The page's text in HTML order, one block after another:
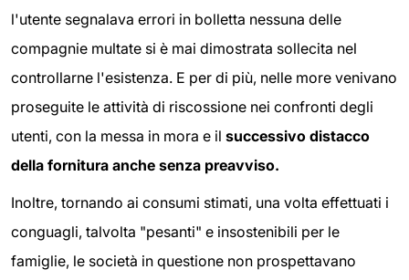
l'utente segnalava errori in bolletta nessuna delle
compagnie multate si è mai dimostrata sollecita nel
controllarne l'esistenza. E per di più, nelle more venivano
proseguite le attività di riscossione nei confronti degli
utenti, con la messa in mora e il successivo distacco
della fornitura anche senza preavviso.
Inoltre, tornando ai consumi stimati, una volta effettuati i
conguagli, talvolta "pesanti" e insostenibili per le
famiglie, le società in questione non prospettavano